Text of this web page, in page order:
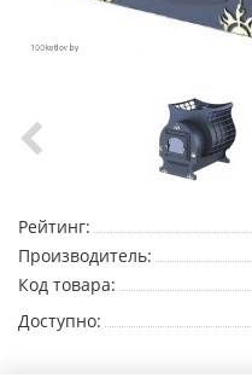
Рейтинг:
Производитель:
Код товара:
Доступно: